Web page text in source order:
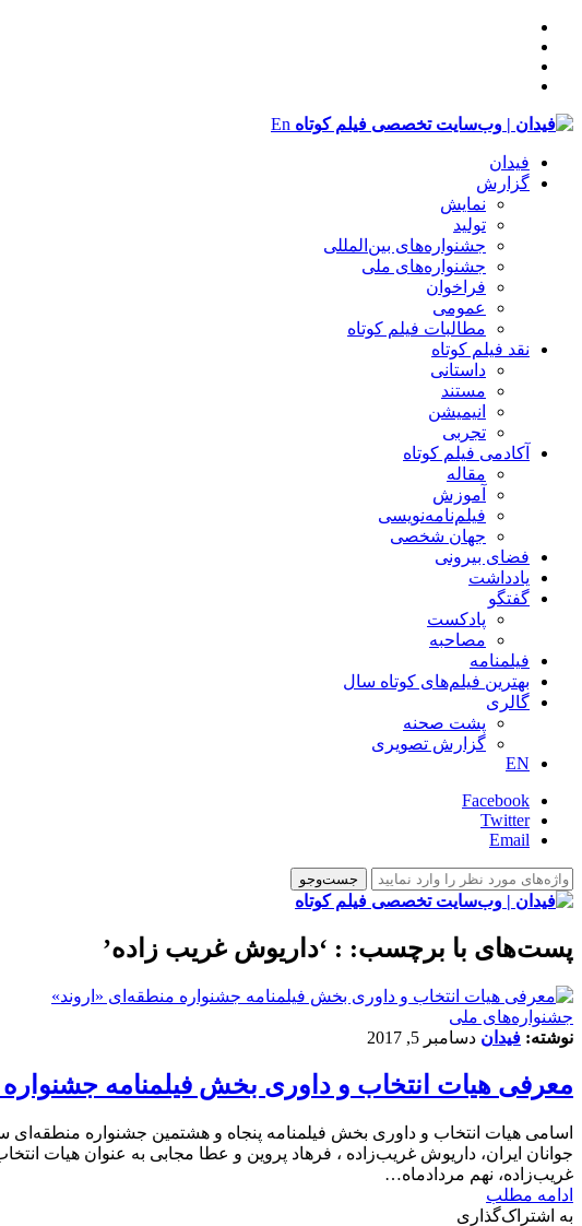
En
فیدان
گزارش
نمایش
تولید
‌‌جشنواره‌های بین‌المللی
جشنواره‌های ملی
فراخوان
عمومی
مطالبات فیلم کوتاه
نقد فیلم کوتاه
داستانی
مستند
انیمیشن
تجربی
آکادمی فیلم کوتاه
مقاله
آموزش
فیلم‌نامه‌نویسی
جهان شخصی
فضای بیرونی
یادداشت
گفتگو
پادکست
مصاحبه
فیلمنامه
بهترین فیلم‌های کوتاه سال
گالری
پشت صحنه
گزارش تصویری
EN
Facebook
Twitter
Email
پست‌های با برچسب: : ‘داریوش غریب زاده’
جشنواره‌های ملی
نوشته: فیدان دسامبر 5, 2017
معرفی هیات انتخاب و داوری بخش فیلمنامه
اسامی هیات انتخاب و داوری بخش فیلمنامه پنجاه ‌و هشتمین جشنواره
جوانان ایران، داریوش غریب‌زاده ، فرهاد پروین و عطا مجابی به ‌عنوان هیات
غریب‌زاده، نهم مردادماه…
ادامه مطلب
به اشتراک‌گذاری